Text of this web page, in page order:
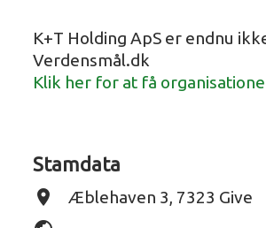
K+T Holding ApS er endnu
Verdensmål.dk
Klik her for at få
Stamdata
place Æblehaven 3, 7323 Give